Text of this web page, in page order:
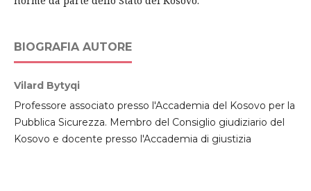
BIOGRAFIA AUTORE
Vilard Bytyqi
Professore associato presso l'Accademia del Kosovo per la
Pubblica Sicurezza. Membro del Consiglio giudiziario del
Kosovo e docente presso l'Accademia di giustizia